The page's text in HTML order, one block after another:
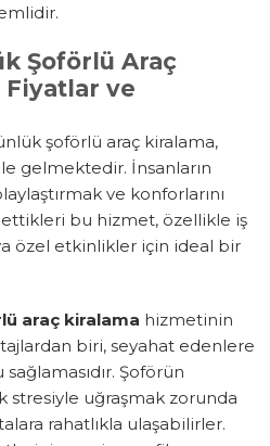
Şoförlü Araç
ve
şoförlü araç kiralama,
gelmektedir. İnsanların
ve konforlarını
ettikleri bu hizmet, özellikle iş
özel etkinlikler için ideal bir
araç kiralama hizmetinin
biri, seyahat edenlere
Şoförün
stresiyle uğraşmak zorunda
rahatlıkla ulaşabilirler.